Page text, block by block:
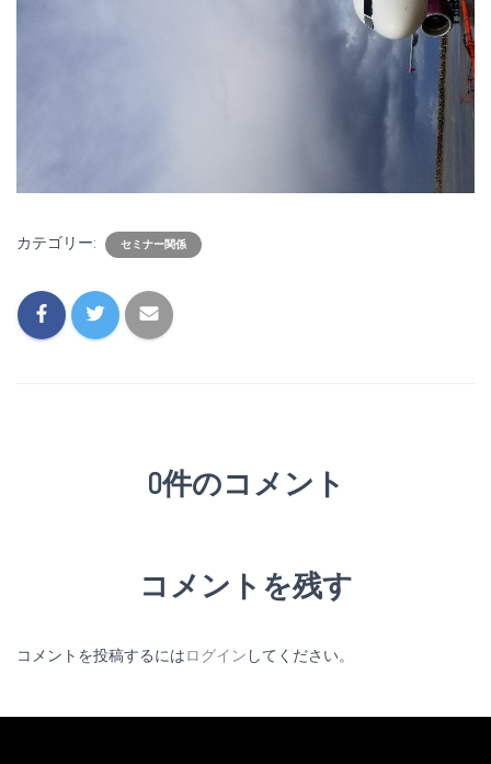
カテゴリー: セミナー関係
0件のコメント
コメントを残す
コメントを投稿するにはログイン してください。